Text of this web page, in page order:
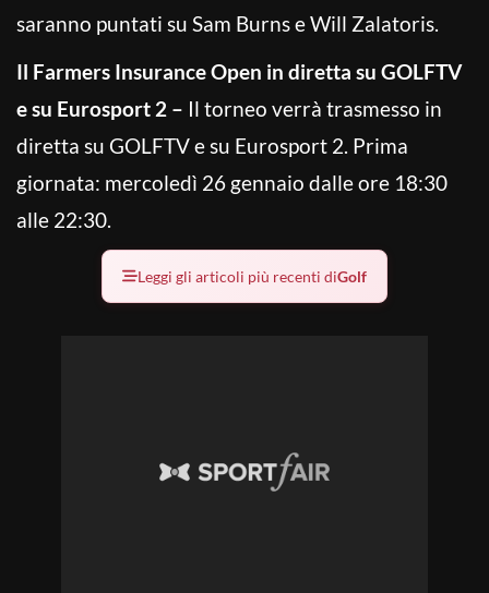
saranno puntati su Sam Burns e Will Zalatoris.
Il Farmers Insurance Open in diretta su GOLFTV
e su Eurosport 2 – Il torneo verrà trasmesso in
diretta su GOLFTV e su Eurosport 2. Prima
giornata: mercoledì 26 gennaio dalle ore 18:30
alle 22:30.
Leggi gli articoli più recenti diGolf